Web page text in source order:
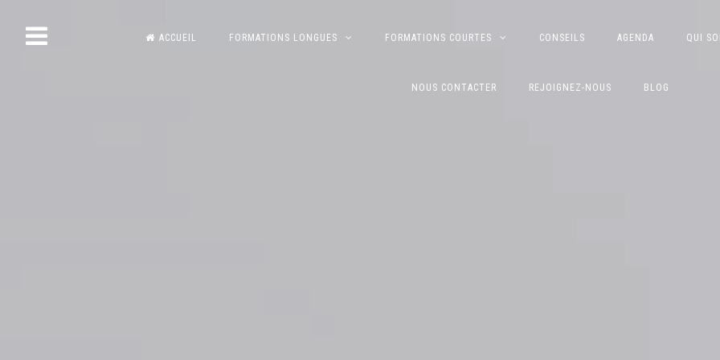
ACCUEIL FORMATIONS LONGUES FORMATIONS COURTES CONSEILS AGENDA QUI
NOUS CONTACTER REJOIGNEZ-NOUS BLOG